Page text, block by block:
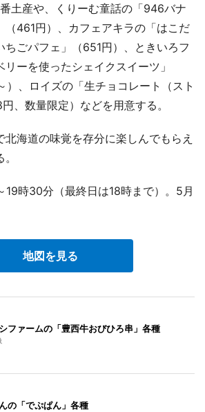
土産や、くりーむ童話の「946バナ
（461円）、カフェアキラの「はこだ
ちごパフェ」（651円）、ときいろフ
リーを使ったシェイクスイーツ」
）、ロイズの「生チョコレート（スト
、数量限定）などを用意する。
海道の味覚を存分に楽しんでもらえ
時30分（最終日は18時まで）。5月
地図を見る
ファームの「豊西牛おびひろ串」各種
の「でぷぱん」各種